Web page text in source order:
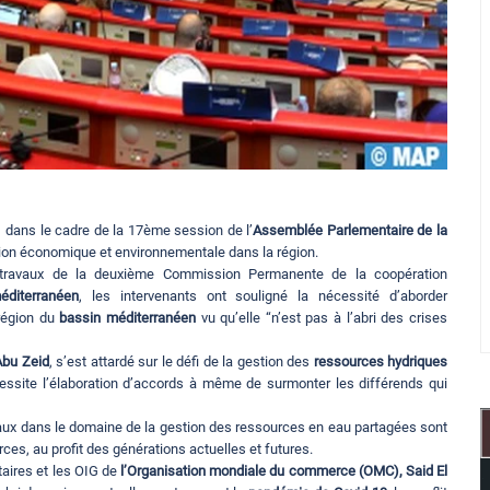
le cadre de la 17ème session de l’Assemblée Parlementaire de la
économique et environnementale dans la région.
de la deuxième Commission Permanente de la coopération
, les intervenants ont souligné la nécessité d’aborder
du bassin méditerranéenvu qu’elle “n’est pas à l’abri des crises
Zeid, s’est attardé sur le défi de la gestion des ressources hydriques
l’élaboration d’accords à même de surmonter les différends qui
dans le domaine de la gestion des ressources en eau partagées sont
au profit des générations actuelles et futures.
et les OIG de l’Organisation mondiale du commerce (OMC), Said El